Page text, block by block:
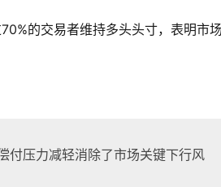
的交易者维持多头头寸，表明市
付压力减轻消除了市场关键下行风